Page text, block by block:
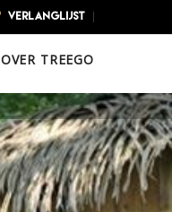
VERLANGLIJST
OVER TREEGO